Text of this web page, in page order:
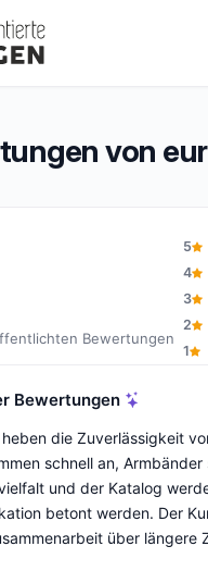
10
von
9,3 von 10
Bewertungen
5
4
3
2
1
Bewertungen
die Zuverlässigkeit
schnell an,
und der Katalog
betont werden. Der
über